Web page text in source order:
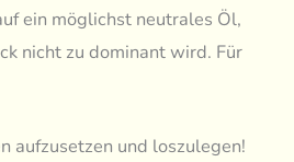
ein möglichst neutrales Öl,
nicht zu dominant wird. Für
aufzusetzen und loszulegen!